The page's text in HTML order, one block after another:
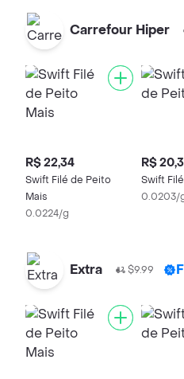
Carrefour Hiper
R$ 22,34
Swift Filé de Peito
Mais
0.0224/g
R$
Swift
0.0203/
Extra $9.99